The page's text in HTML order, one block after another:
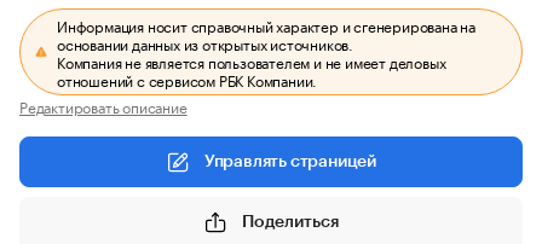
Информация носит справочный характер и сгенерирована на
основании данных из открытых источников.
Компания не является пользователем и не имеет деловых
отношений с сервисом РБК Компании.
Редактировать описание
Управлять страницей
Поделиться